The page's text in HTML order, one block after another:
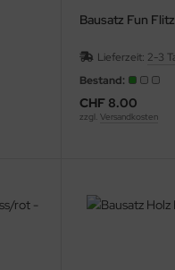
Bausatz Fun
Lieferzeit: 2-3
Bestand:
CHF 8.00
zzgl.Versandkosten